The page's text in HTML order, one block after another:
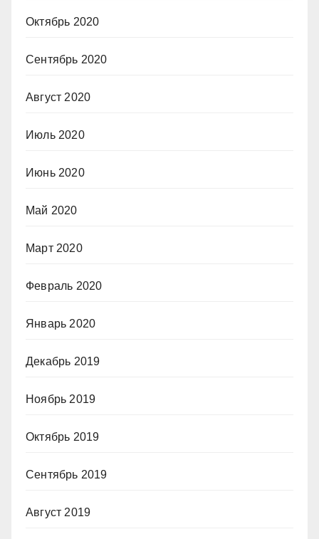
Октябрь 2020
Сентябрь 2020
Август 2020
Июль 2020
Июнь 2020
Май 2020
Март 2020
Февраль 2020
Январь 2020
Декабрь 2019
Ноябрь 2019
Октябрь 2019
Сентябрь 2019
Август 2019